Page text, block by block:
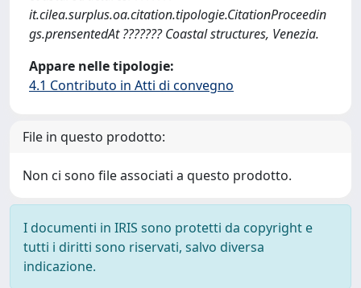
it.cilea.surplus.oa.citation.tipologie.CitationProceedin
gs.prensentedAt ??????? Coastal structures, Venezia.
Appare nelle tipologie:
4.1 Contributo in Atti di convegno
File in questo prodotto:
Non ci sono file associati a questo prodotto.
I documenti in IRIS sono protetti da copyright e
tutti i diritti sono riservati, salvo diversa
indicazione.